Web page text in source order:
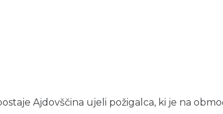
Ajdovščina ujeli požigalca, ki je na